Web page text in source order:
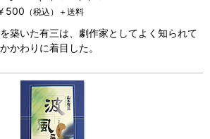
500 （税込）＋送料
築いた有三は、劇作家としてよく知られて
かわりに着目した。